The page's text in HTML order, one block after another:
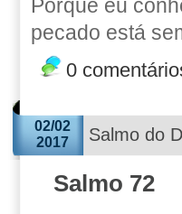
Porque eu
pecado está
0
02/02
2017
Salmo do
Salmo 72